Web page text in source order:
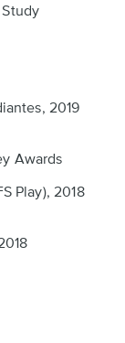
2019
Awards
Play), 2018